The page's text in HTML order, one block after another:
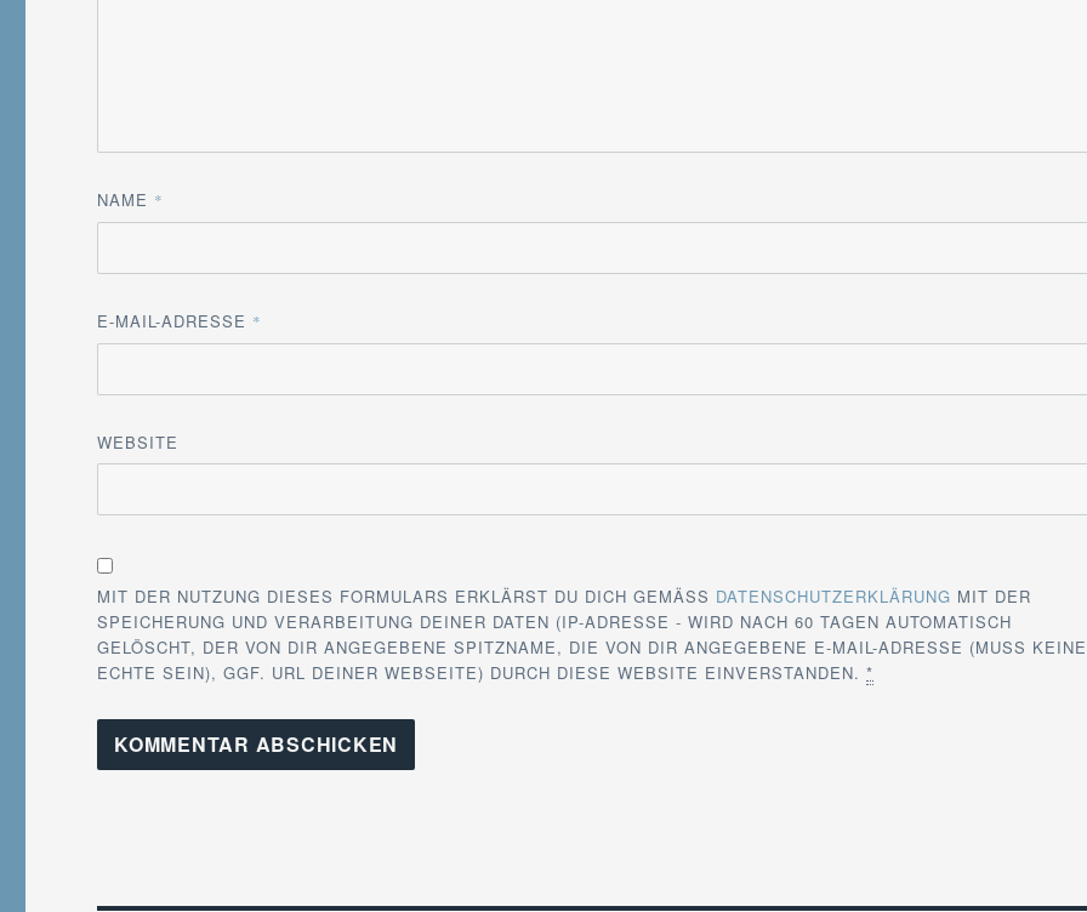
NAME *
E-MAIL-ADRESSE *
WEBSITE
MIT DER NUTZUNG DIESES FORMULARS ERKLÄRST DU DICH GEMÄSS DATENSCHUTZERKLÄRUNG MIT DER
SPEICHERUNG UND VERARBEITUNG DEINER DATEN (IP-ADRESSE - WIRD NACH 60 TAGEN AUTOMATISCH
GELÖSCHT, DER VON DIR ANGEGEBENE SPITZNAME, DIE VON DIR ANGEGEBENE E-MAIL-ADRESSE (MUSS KEINE
ECHTE SEIN), GGF. URL DEINER WEBSEITE) DURCH DIESE WEBSITE EINVERSTANDEN.*